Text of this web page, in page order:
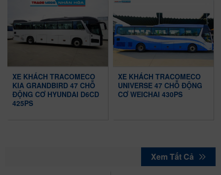
XE KHÁCH TRACOMECO
KIA GRANDBIRD 47 CHỖ
ĐỘNG CƠ HYUNDAI D6CD
425PS
XE KHÁCH TRACOMECO
UNIVERSE 47 CHỖ ĐỘNG
CƠ WEICHAI 430PS
Xem Tất Cả